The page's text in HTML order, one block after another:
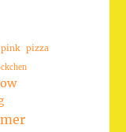
pink pizza